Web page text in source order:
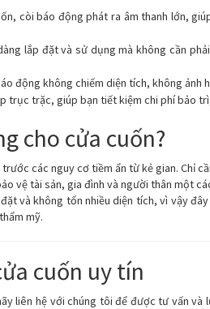
còi báo động phát ra âm thanh lớn,
lắp đặt và sử dụng mà không cần
động không chiếm diện tích, không ảnh
trục trặc, giúp bạn tiết kiệm chi phí bảo
cho cửa cuốn?
các nguy cơ tiềm ẩn từ kẻ gian. Chỉ
vệ tài sản, gia đình và người thân một
và không tốn nhiều diện tích, vì vậy
mỹ.
cuốn uy tín
liên hệ với chúng tôi để được tư vấn và